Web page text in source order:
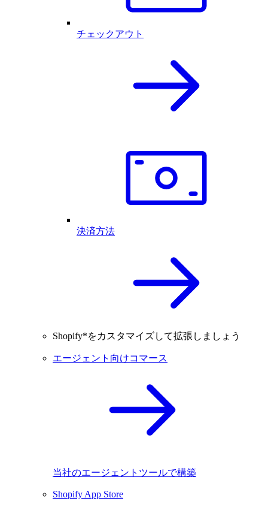
チェックアウト
決済方法
Shopify*をカスタマイズして拡張しましょう
エージェント向けコマース
当社のエージェントツールで構築
Shopify App Store